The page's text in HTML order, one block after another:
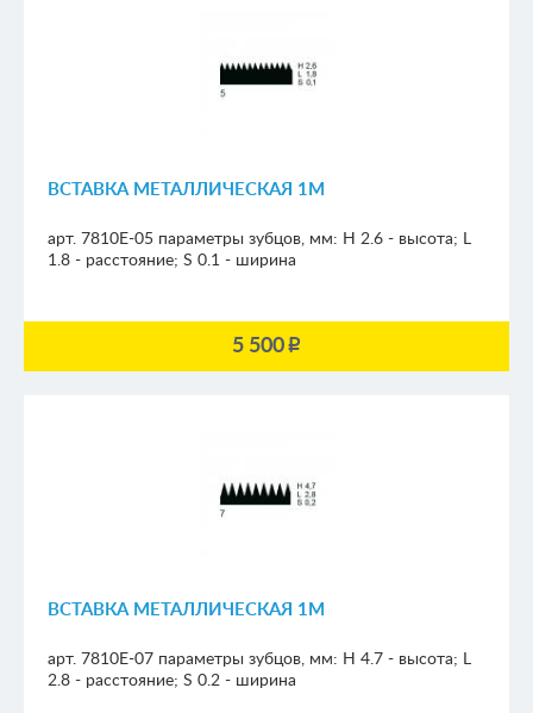
ВСТАВКА МЕТАЛЛИЧЕСКАЯ 1М
арт. 7810E-05 параметры зубцов, мм: H 2.6 - высота; L
1.8 - расстояние; S 0.1 - ширина
5 500p
ВСТАВКА МЕТАЛЛИЧЕСКАЯ 1М
арт. 7810E-07 параметры зубцов, мм: H 4.7 - высота; L
2.8 - расстояние; S 0.2 - ширина